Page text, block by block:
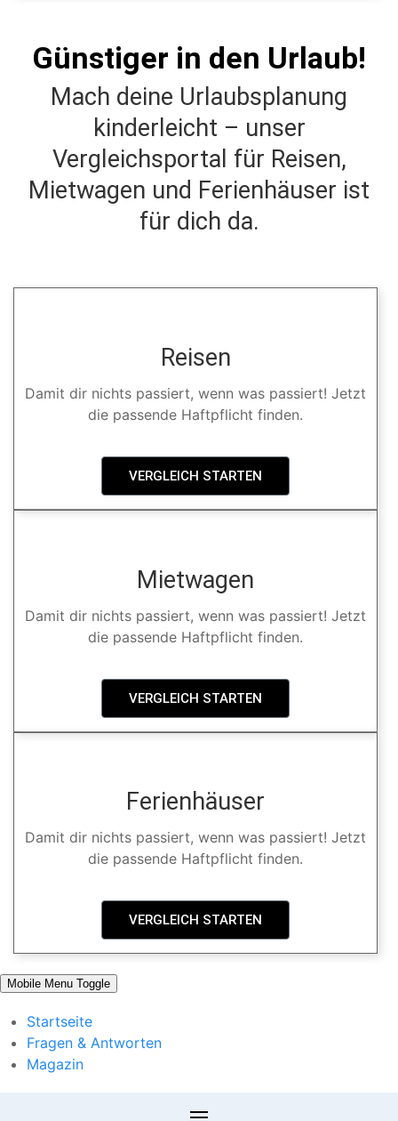
Günstiger in den Urlaub!
Mach deine Urlaubsplanung
kinderleicht – unser
Vergleichsportal für Reisen,
Mietwagen und Ferienhäuser ist
für dich da.
Reisen
Damit dir nichts passiert, wenn was passiert! Jetzt
die passende Haftpflicht finden.
VERGLEICH STARTEN
Mietwagen
Damit dir nichts passiert, wenn was passiert! Jetzt
die passende Haftpflicht finden.
VERGLEICH STARTEN
Ferienhäuser
Damit dir nichts passiert, wenn was passiert! Jetzt
die passende Haftpflicht finden.
VERGLEICH STARTEN
Mobile Menu Toggle
Startseite
Fragen & Antworten
Magazin